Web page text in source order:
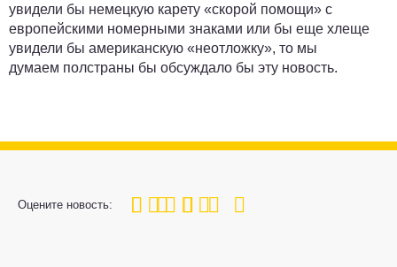
увидели бы немецкую карету «скорой помощи» с
европейскими номерными знаками или бы еще хлеще
увидели бы американскую «неотложку», то мы
думаем полстраны бы обсуждало бы эту новость.
Оцените новость:
100
1 3 4 5